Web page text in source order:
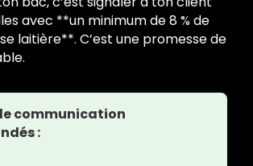
avec **un minimum de 8 % de
laitière**. C’est une promesse de
communication
: